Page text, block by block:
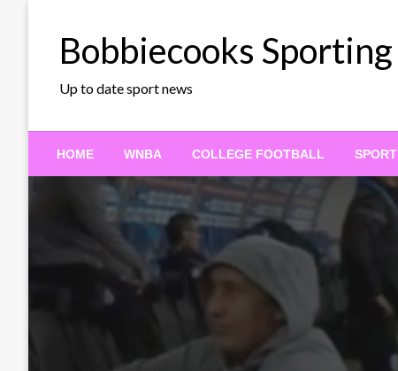
Bobbiecooks Sporting
Up to date sport news
HOME WNBA COLLEGE FOOTBALL SPORT